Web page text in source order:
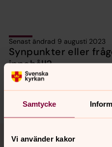
Samtycke
Vi använder kakor
Senast ändrad 9 augusti 2023
Synpunkter eller
innehåll?